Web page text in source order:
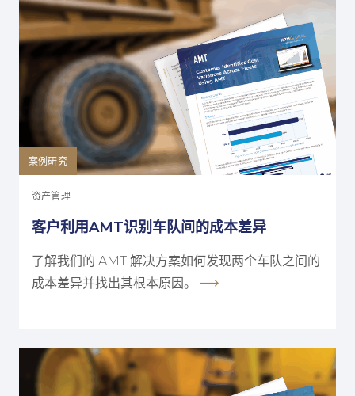
案例研究
资产管理
客户利用AMT识别车队间的成本差异
了解我们的 AMT 解决方案如何发现两个车队之间的
成本差异并找出其根本原因。